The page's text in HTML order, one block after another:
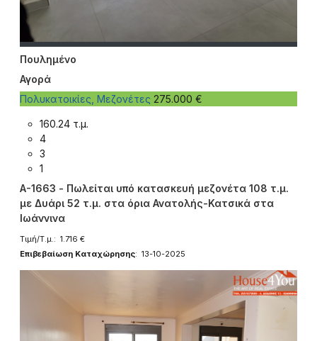
Πουλημένο
Αγορά
Πολυκατοικίες, Μεζονέτες 275.000 €
160.24 τ.μ.
4
3
1
A-1663 - Πωλείται υπό κατασκευή μεζονέτα 108 τ.μ.
με Δυάρι 52 τ.μ. στα όρια Ανατολής-Κατσικά στα
Ιωάννινα
Τιμή/Τ.μ.: 1.716 €
Επιβεβαίωση Καταχώρησης: 13-10-2025